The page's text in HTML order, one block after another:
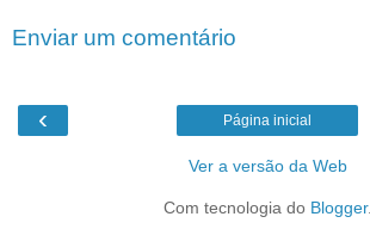
Enviar um comentário
‹ Página inicial
Ver a versão da Web
Com tecnologia do Blogger.